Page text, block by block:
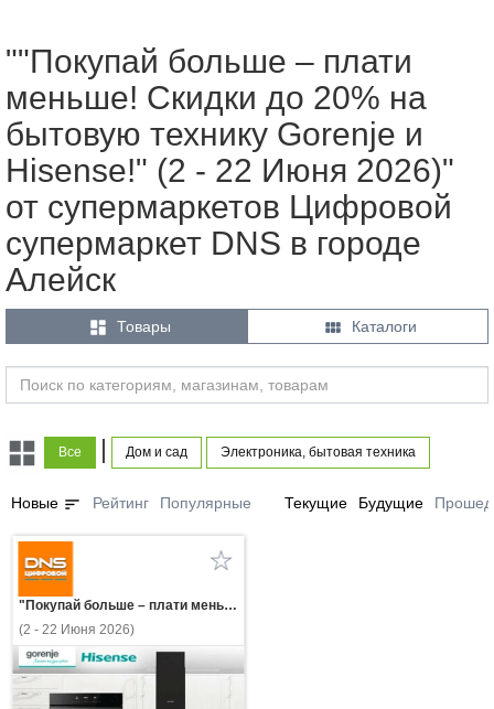
""Покупай больше – плати
меньше! Скидки до 20% на
бытовую технику Gorenje и
Hisense!" (2 - 22 Июня 2026)"
от супермаркетов Цифровой
супермаркет DNS в городе
Алейск
 Товары  Каталоги
Все | Дом и сад Электроника, бытовая техника
Новые sort Рейтинг Популярные Текущие Будущие
"Покупай больше – плати меньше! Скидки до 20% на бытовую технику Gorenje и Hisense!"
(2 - 22 Июня 2026)